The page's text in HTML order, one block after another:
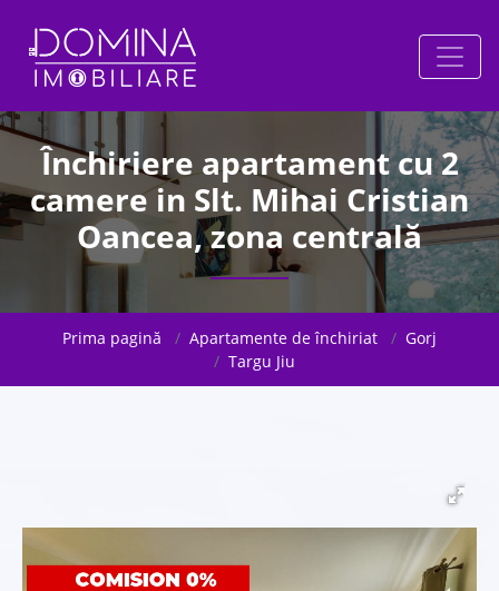
Închiriere apartament cu 2
camere in Slt. Mihai Cristian
Oancea, zona centrală
Prima pagină Apartamente de închiriat
Gorj
Targu Jiu